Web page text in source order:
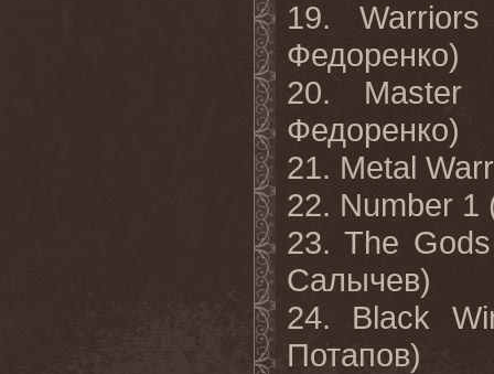
19.
Федоренко)
20. Master
Федоренко)
21. Metal
22. Number
23. The
Салычев)
24. Black
Потапов)